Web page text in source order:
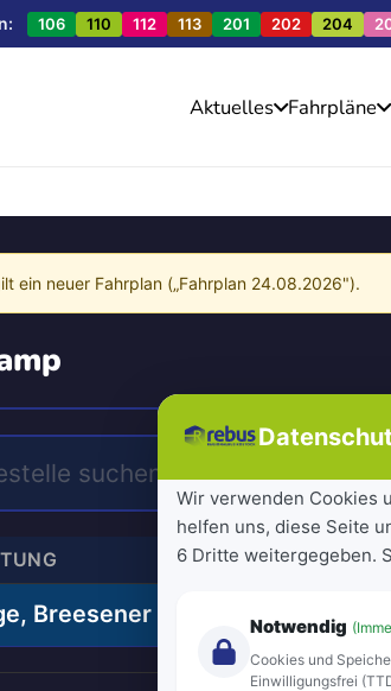
106 110 112 113 201 202 204
Aktuelles Fahrpläne
ein neuer Fahrplan („Fahrplan 24.08.2026").
Breesener Straße
Wir verwenden Cookies
helfen uns, diese Seite
6 Dritte weitergegeben.
Notwendig
Cookies und
Einwilligungsfrei